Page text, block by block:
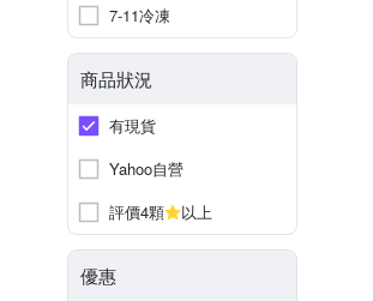
7-11冷凍
商品狀況
有現貨
Yahoo自營
評價4顆
以上
優惠